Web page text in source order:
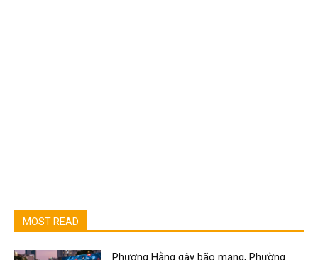
MOST READ
Phương Hằng gây bão mạng, Phường